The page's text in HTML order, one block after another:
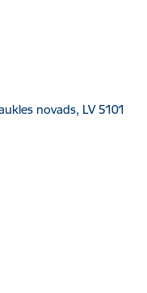
novads, LV 5101